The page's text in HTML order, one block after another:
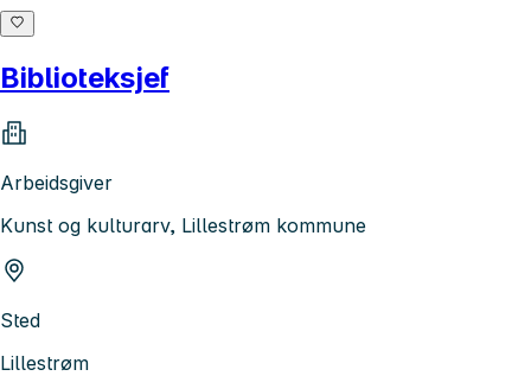
Biblioteksjef
Arbeidsgiver
Kunst og kulturarv, Lillestrøm kommune
Sted
Lillestrøm